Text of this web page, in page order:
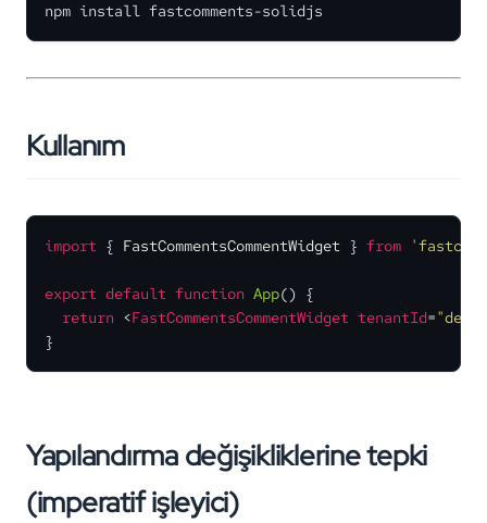
npm install fastcomments-solidjs
Kullanım
import { FastCommentsCommentWidget } from
export default function App() {
return <FastCommentsCommentWidget tenantId="demo"
}
Yapılandırma değişikliklerine tepki
(imperatif işleyici)